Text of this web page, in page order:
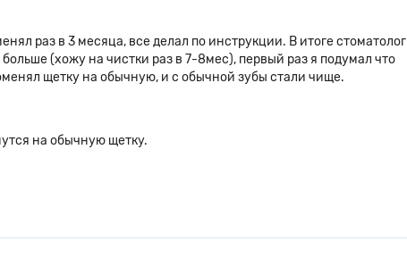
Так же в данной зубной
возможность управлять
посредством
регулировать и
раз в 3 месяца, все делал по инструкции. В итоге стоматолог
(хожу на чистки раз в 7-8мес), первый раз я подумал что
щетку на обычную, и с обычной зубы стали чище.
на обычную щетку.